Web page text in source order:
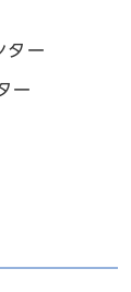
ター
ー